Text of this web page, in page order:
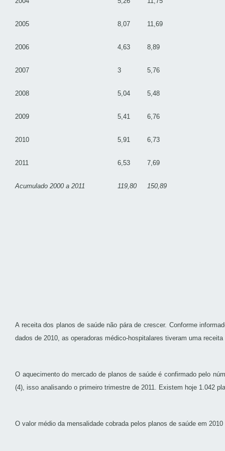
2005 8,07 11,69
2006 4,63 8,89
2007 3 5,76
2008 5,04 5,48
2009 5,41 6,76
2010 5,91 6,73
2011 6,53 7,69
Acumulado 2000 a 2011 119,80 150,89
A receita dos planos de saúde não pára de crescer. Conforme
dados de 2010, as operadoras médico-hospitalares tiveram uma
O aquecimento do mercado de planos de saúde é confirmado pelo
(4), isso analisando o primeiro trimestre de 2011. Existem hoje 1.042
O valor médio da mensalidade cobrada pelos planos de saúde em